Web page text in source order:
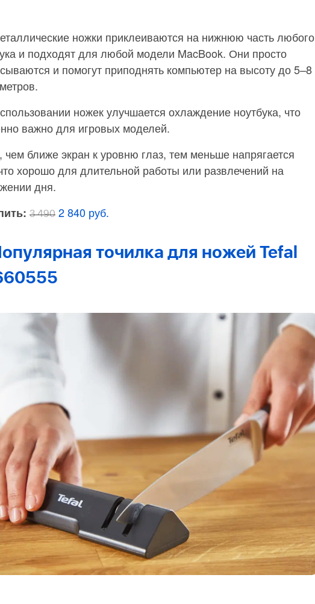
ножки приклеиваются на нижнюю часть любого
и подходят для любой модели MacBook. Они просто
и помогут приподнять компьютер на высоту до 5–8
ножек улучшается охлаждение ноутбука, что
важно для игровых моделей.
ближе экран к уровню глаз, тем меньше напрягается
хорошо для длительной работы или развлечений на
дня.
3 490 2 840 руб.
точилка для ножей Tefal